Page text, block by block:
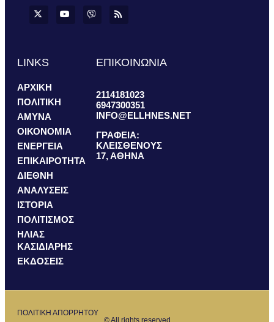
LINKS
ΑΡΧΙΚΗ
ΠΟΛΙΤΙΚΗ
ΑΜΥΝΑ
ΟΙΚΟΝΟΜΙΑ
ΕΝΕΡΓΕΙΑ
ΕΠΙΚΑΙΡΟΤΗΤΑ
ΔΙΕΘΝΗ
ΑΝΑΛΥΣΕΙΣ
ΙΣΤΟΡΙΑ
ΠΟΛΙΤΙΣΜΟΣ
ΗΛΙΑΣ
ΚΑΣΙΔΙΑΡΗΣ
ΕΚΔΟΣΕΙΣ
ΕΠΙΚΟΙΝΩΝΙΑ
2114181023
6947300351
INFO@ELLHNES.NET
ΓΡΑΦΕΙΑ:
ΚΛΕΙΣΘΕΝΟΥΣ
17, ΑΘΗΝΑ
ΠΟΛΙΤΙΚΗ ΑΠΟΡΡΗΤΟΥ